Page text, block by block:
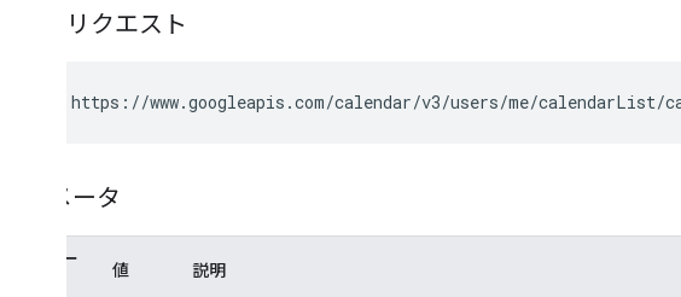
HTTP リクエスト
GET https://www.googleapis.com/calendar/v3/users/me/calendarList/
パラメータ
パラメー
値 説明